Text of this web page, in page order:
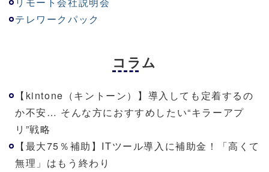
テレワークパック
コラム
【kintone（キントーン）】導入しても定着するの
か不安… そんな方におすすめしたい“キラーアプ
リ”戦略
【最大75％補助】ITツール導入に補助金！「高くて
無理」はもう終わり